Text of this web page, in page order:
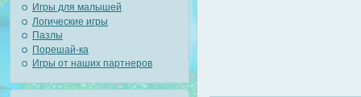
Игры для малышей
Логические игры
Пазлы
Порешай-ка
Игры от наших партнеров